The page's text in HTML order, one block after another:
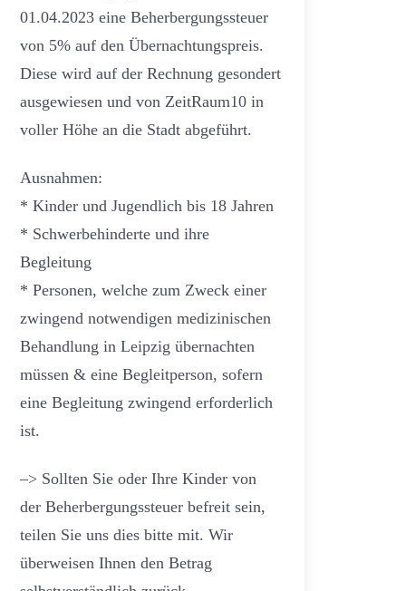
01.04.2023 eine Beherbergungssteuer
von 5% auf den Übernachtungspreis.
Diese wird auf der Rechnung gesondert
ausgewiesen und von ZeitRaum10 in
voller Höhe an die Stadt abgeführt.
Ausnahmen:
* Kinder und Jugendlich bis 18 Jahren
* Schwerbehinderte und ihre
Begleitung
* Personen, welche zum Zweck einer
zwingend notwendigen medizinischen
Behandlung in Leipzig übernachten
müssen & eine Begleitperson, sofern
eine Begleitung zwingend erforderlich
ist.
–> Sollten Sie oder Ihre Kinder von
der Beherbergungssteuer befreit sein,
teilen Sie uns dies bitte mit. Wir
überweisen Ihnen den Betrag